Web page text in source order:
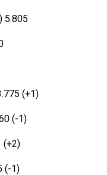
5.805
(+1)
(-1)
(+2)
(-1)